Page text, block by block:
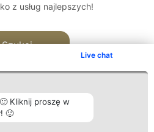
Live chat
Kliknij proszę w
🙂
z usług najlepszych!
Szukaj